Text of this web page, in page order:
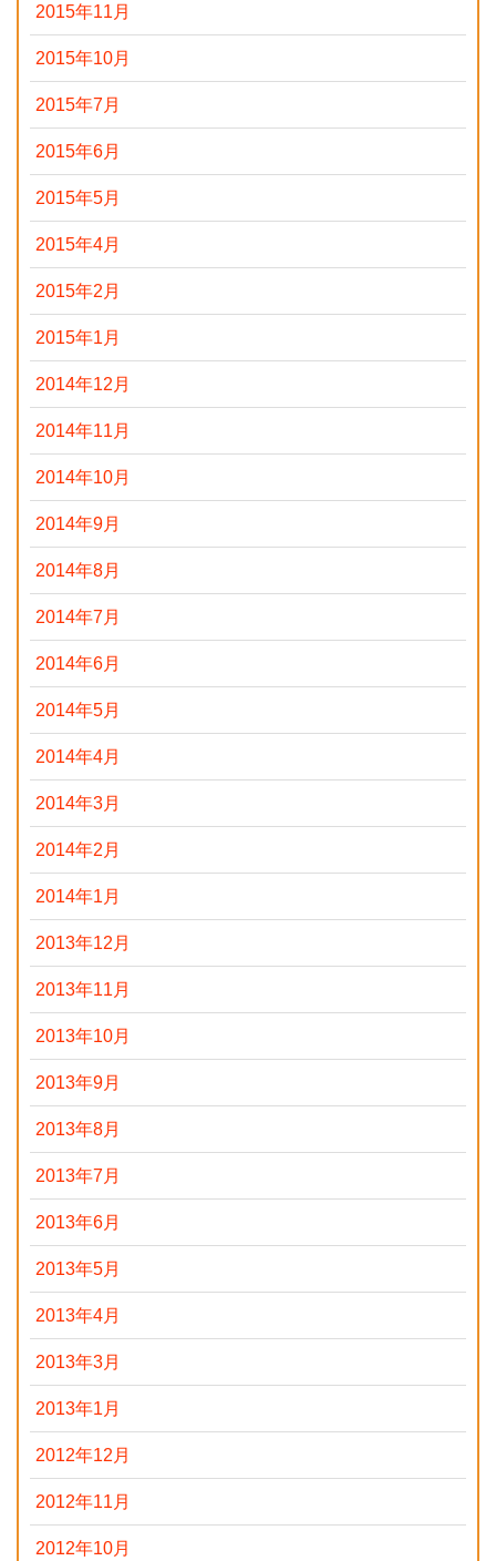
2015年11月
2015年10月
2015年7月
2015年6月
2015年5月
2015年4月
2015年2月
2015年1月
2014年12月
2014年11月
2014年10月
2014年9月
2014年8月
2014年7月
2014年6月
2014年5月
2014年4月
2014年3月
2014年2月
2014年1月
2013年12月
2013年11月
2013年10月
2013年9月
2013年8月
2013年7月
2013年6月
2013年5月
2013年4月
2013年3月
2013年1月
2012年12月
2012年11月
2012年10月